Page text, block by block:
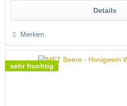
Details
Merken
sehr fruchtig